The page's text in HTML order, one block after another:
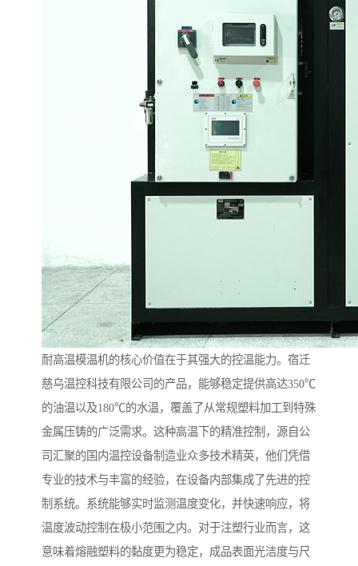
耐高温模温机的核心价值在于其强大的控温能力。宿迁
慈乌温控科技有限公司的产品，能够稳定提供高达350℃
的油温以及180℃的水温，覆盖了从常规塑料加工到特殊
金属压铸的广泛需求。这种高温下的精准控制，源自公
司汇聚的国内温控设备制造业众多技术精英，他们凭借
专业的技术与丰富的经验，在设备内部集成了先进的控
制系统。系统能够实时监测温度变化，并快速响应，将
温度波动控制在极小范围之内。对于注塑行业而言，这
意味着熔融塑料的黏度更为稳定，成品表面光洁度与尺